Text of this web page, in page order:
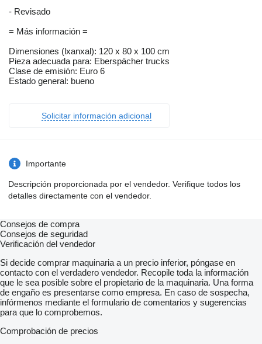
- Revisado
= Más información =
Dimensiones (lxanxal): 120 x 80 x 100 cm
Pieza adecuada para: Eberspächer trucks
Clase de emisión: Euro 6
Estado general: bueno
Solicitar información adicional
Importante
Descripción proporcionada por el vendedor. Verifique todos los
detalles directamente con el vendedor.
Consejos de compra
Consejos de seguridad
Verificación del vendedor
Si decide comprar maquinaria a un precio inferior, póngase en
contacto con el verdadero vendedor. Recopile toda la información
que le sea posible sobre el propietario de la maquinaria. Una forma
de engaño es presentarse como empresa. En caso de sospecha,
infórmenos mediante el formulario de comentarios y sugerencias
para que lo comprobemos.
Comprobación de precios